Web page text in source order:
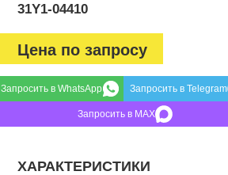
31Y1-04410
Цена по запросу
Запросить в WhatsApp Запросить в Telegram
Запросить в MAX
ХАРАКТЕРИСТИКИ